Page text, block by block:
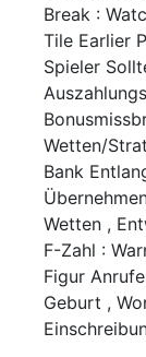
Break :
Tile Earlier
Spieler
Wetten/
Bank
Wetten ,
F-Zahl :
Figur
Geburt ,